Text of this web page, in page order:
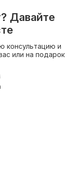
Давайте
консультацию и
или на подарок